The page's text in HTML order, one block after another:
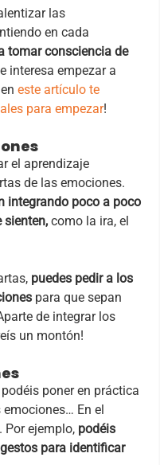
las
en cada
tomar consciencia de
interesa empezar a
este artículo te
para empezar!
el aprendizaje
de las emociones.
integrando poco a poco
sienten, como la ira, el
puedes pedir a los
para que sepan
de integrar los
un montón!
poner en práctica
emociones… En el
Por ejemplo, podéis
para identificar